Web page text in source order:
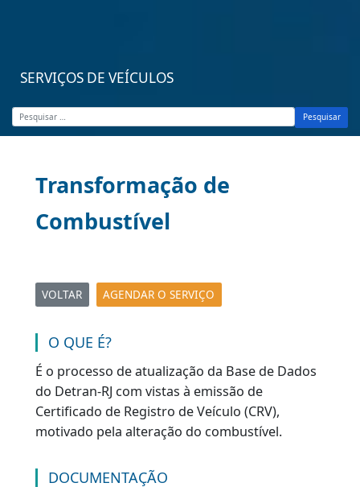
SERVIÇOS DE VEÍCULOS
Pesquisar
Transformação de
Combustível